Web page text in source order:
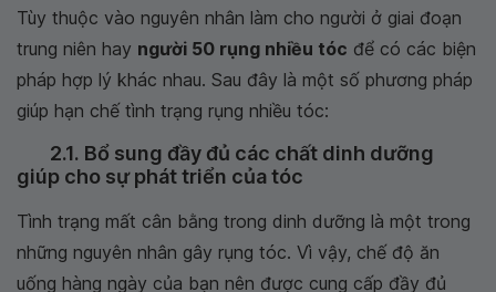
Tùy thuộc vào nguyên nhân làm cho người ở giai đoạn
trung niên hay người 50 rụng nhiều tóc để có các biện
pháp hợp lý khác nhau. Sau đây là một số phương pháp
giúp hạn chế tình trạng rụng nhiều tóc:
2.1. Bổ sung đầy đủ các chất dinh dưỡng
giúp cho sự phát triển của tóc
Tình trạng mất cân bằng trong dinh dưỡng là một trong
những nguyên nhân gây rụng tóc. Vì vậy, chế độ ăn
uống hàng ngày của bạn nên được cung cấp đầy đủ